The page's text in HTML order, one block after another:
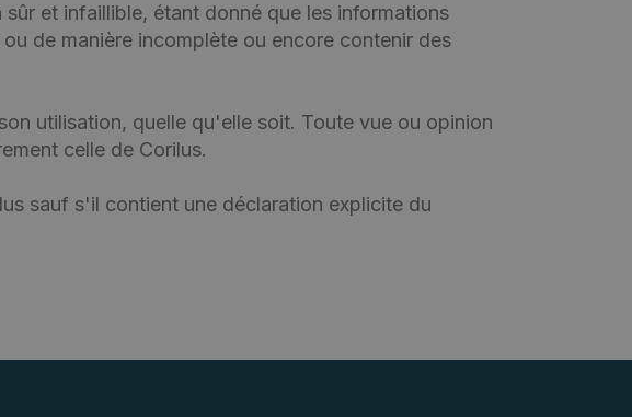
et infaillible, étant donné que les informations
de manière incomplète ou encore contenir des
utilisation, quelle qu'elle soit. Toute vue ou opinion
celle de Corilus.
sauf s'il contient une déclaration explicite du